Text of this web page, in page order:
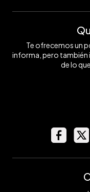
Te ofrecemos un
informa, pero también
de lo